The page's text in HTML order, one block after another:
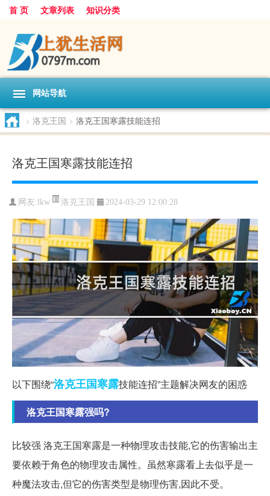
首 页 文章列表 知识分类
网站导航
> 洛克王国 > 洛克王国寒露技能连招
洛克王国寒露技能连招
网友: lkw 洛克王国 2024-03-29 12:00:28
以下围绕“洛克王国寒露技能连招”主题解决网友的困惑
洛克王国寒露强吗?
比较强 洛克王国寒露是一种物理攻击技能,它的伤害输出主
要依赖于角色的物理攻击属性。虽然寒露看上去似乎是一
种魔法攻击,但它的伤害类型是物理伤害,因此不受。